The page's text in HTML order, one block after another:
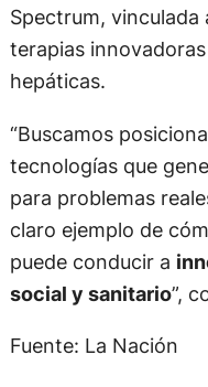
Spectrum,
terapias
hepáticas.
“Buscamos
tecnologías que
para problemas
claro ejemplo de
puede conducir a
social y sanitario”,
Fuente: La Nación